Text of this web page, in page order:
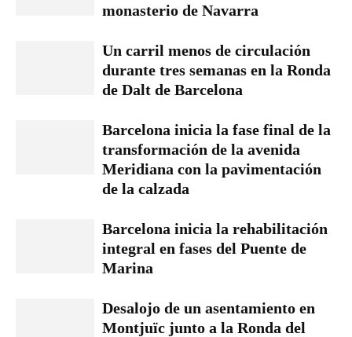
monasterio de Navarra
Un carril menos de circulación
durante tres semanas en la Ronda
de Dalt de Barcelona
Barcelona inicia la fase final de la
transformación de la avenida
Meridiana con la pavimentación
de la calzada
Barcelona inicia la rehabilitación
integral en fases del Puente de
Marina
Desalojo de un asentamiento en
Montjuïc junto a la Ronda del